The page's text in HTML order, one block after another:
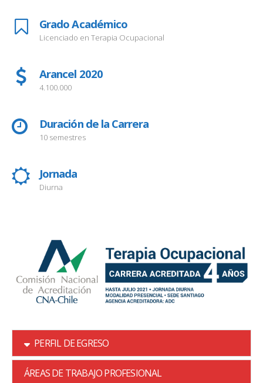
Grado Académico
Licenciado en Terapia Ocupacional
Arancel 2020
4.100.000
Duración de la Carrera
10 semestres
Jornada
Diurna
PERFIL DE EGRESO
ÁREAS DE TRABAJO PROFESIONAL